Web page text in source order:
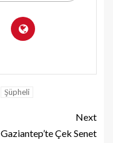
Şüpheli
Next
Gaziantep’te Çek Senet